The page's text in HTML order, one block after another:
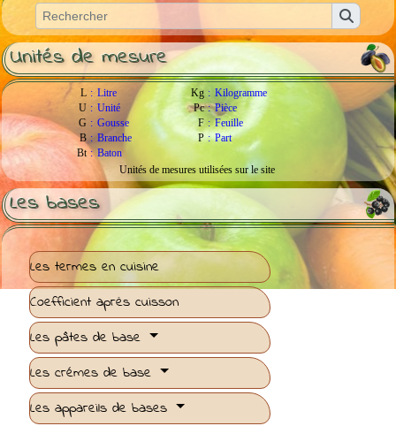
Unités de mesure
L : Litre Kg : Kilogramme
U : Unité Pc : Pièce
G : Gousse F : Feuille
B : Branche P : Part
Bt : Baton
Unités de mesures utilisées sur le site
Les bases
Les termes en cuisine
Coefficient après cuisson
Les pâtes de base
Les crémes de base
Les appareils de bases